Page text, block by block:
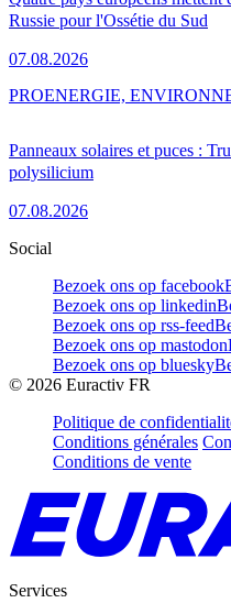
Russie pour l'Ossétie du Sud
07.08.2026
Panneaux solaires et puces :
polysilicium
07.08.2026
PROENERGIE,
Social
Bezoek ons op facebook
Bezoek ons op linkedin
Bezoek ons op rss-feed
Bezoek ons op mastodon
Bezoek ons op bluesky
© 2026 Euractiv FR
Politique de
Conditions générales
Conditions de vente
Services